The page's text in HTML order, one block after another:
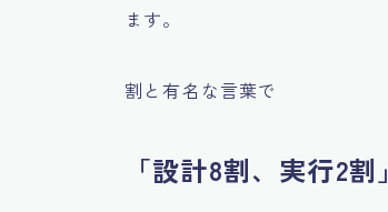
ます。
割と有名な言葉で
「設計8割、実行2割」